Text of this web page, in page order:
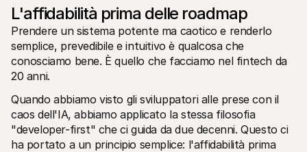
L'affidabilità prima delle roadmap
Prendere un sistema potente ma caotico e renderlo
semplice, prevedibile e intuitivo è qualcosa che
conosciamo bene. È quello che facciamo nel fintech da
20 anni.
Quando abbiamo visto gli sviluppatori alle prese con il
caos dell'IA, abbiamo applicato la stessa filosofia
"developer-first" che ci guida da due decenni. Questo ci
ha portato a un principio semplice: l'affidabilità prima